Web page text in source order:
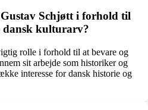
Schjøtt i forhold til
dansk kulturarv?
rolle i forhold til at bevare og
sit arbejde som historiker og
interesse for dansk historie og